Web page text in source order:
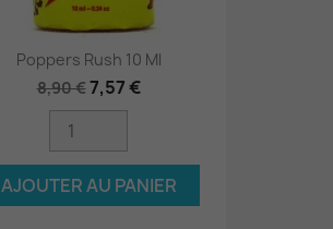
Poppers Rush 10 Ml
8,90 €7,57 €
AJOUTER AU PANIER